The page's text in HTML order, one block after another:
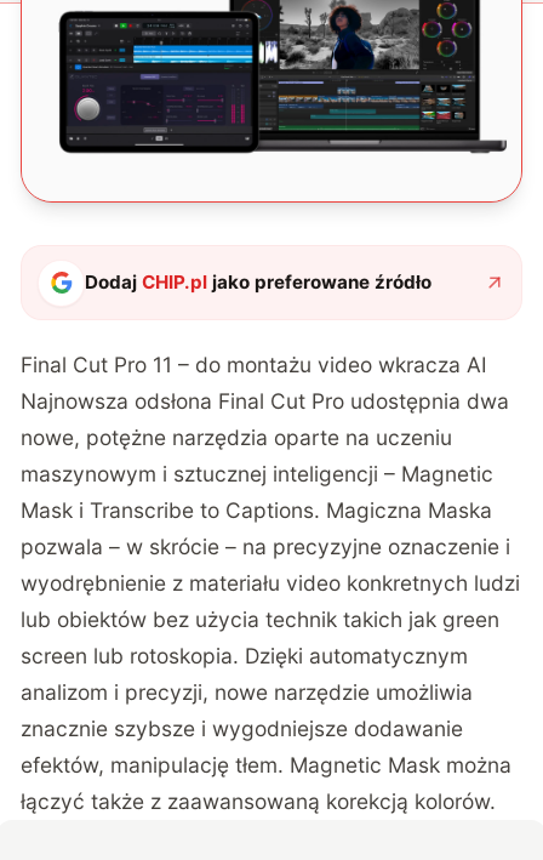
DodajCHIP.pl jako preferowane źródło
Final Cut Pro 11 – do montażu video wkracza AI
Najnowsza odsłona Final Cut Pro udostępnia dwa
nowe, potężne narzędzia oparte na uczeniu
maszynowym i sztucznej inteligencji – Magnetic
Mask i Transcribe to Captions. Magiczna Maska
pozwala – w skrócie – na precyzyjne oznaczenie i
wyodrębnienie z materiału video konkretnych ludzi
lub obiektów bez użycia technik takich jak green
screen lub rotoskopia. Dzięki automatycznym
analizom i precyzji, nowe narzędzie umożliwia
znacznie szybsze i wygodniejsze dodawanie
efektów, manipulację tłem. Magnetic Mask można
łączyć także z zaawansowaną korekcją kolorów.